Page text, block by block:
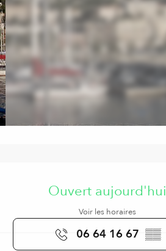
Ouvert aujourd'hui
Voir les horaires
06 64 16 67 ▒▒